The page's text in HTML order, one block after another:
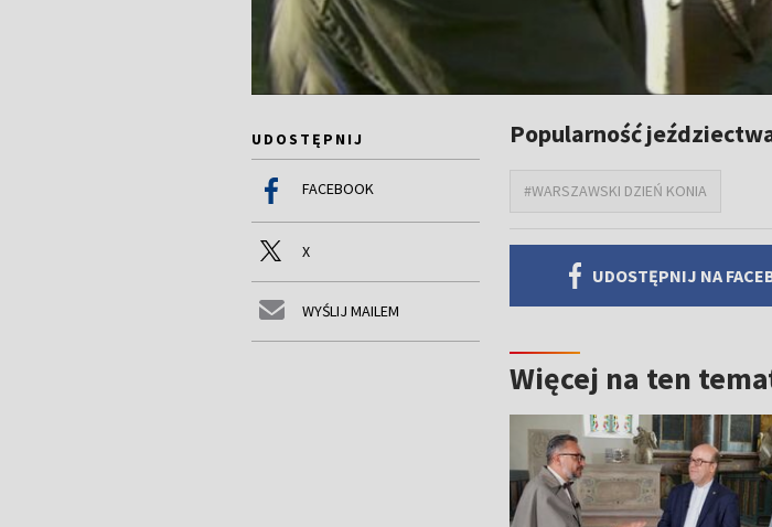
UDOSTĘPNIJ
FACEBOOK
X
WYŚLIJ MAILEM
Popularność
#WARSZAWSKI DZIEŃ KONIA
UDOSTĘPNIJ NA
Więcej na ten